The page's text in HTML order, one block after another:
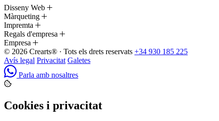
Disseny Web
Màrqueting
Impremta
Regals d'empresa
Empresa
© 2026 Crearts® · Tots els drets reservats +34 930 185 225
Avís legal Privacitat Galetes
Parla amb nosaltres
Cookies i privacitat